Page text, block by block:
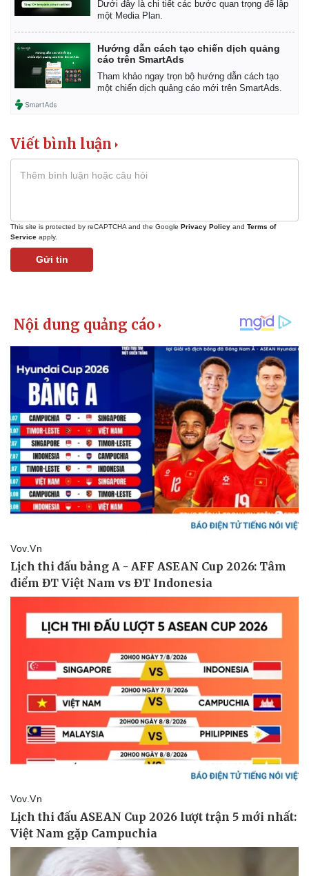
Pháp luật
Tư vấn luật
Quân sự - Quốc phòng
Vũ khí
Dưới đây là chi tiết các bước quan trọng để lập
một Media Plan.
Hướng dẫn cách tạo chiến dịch quảng
cáo trên SmartAds
Tham khảo ngay trọn bộ hướng dẫn cách tạo
một chiến dịch quảng cáo mới trên SmartAds.
Viết bình luận
This site is protected by reCAPTCHA and the Google Privacy Policy and Terms of
Service apply.
Gửi tin